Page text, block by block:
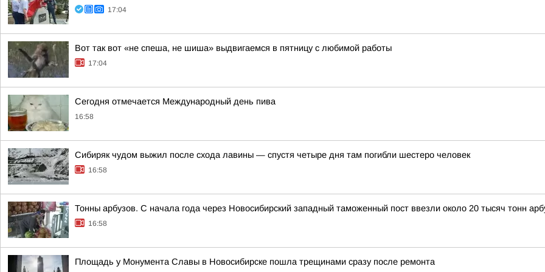
17:04
Вот так вот «не спеша, не шиша» выдвигаемся в пятницу с любимой работы
17:04
Сегодня отмечается Международный день пива
16:58
Сибиряк чудом выжил после схода лавины — спустя четыре дня там погибли шестеро человек
16:58
Тонны арбузов. С начала года через Новосибирский западный таможенный пост ввезли около 20 тысяч тонн
16:58
Площадь у Монумента Славы в Новосибирске пошла трещинами сразу после ремонта